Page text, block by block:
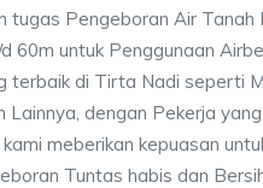
tugas Pengeboran Air Tanah
60m untuk Penggunaan
terbaik di Tirta Nadi seperti
dengan Pekerja
meberikan kepuasan
Tuntas habis dan